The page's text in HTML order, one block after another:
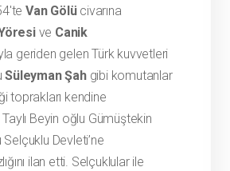
Van Gölücivarına
ve Canik
geriden gelen Türk kuvvetleri
Süleyman Şahgibi komutanlar
toprakları kendine
Taylı Beyin oğlu Gümüştekin
Devleti’ne
ilan etti. Selçuklular ile